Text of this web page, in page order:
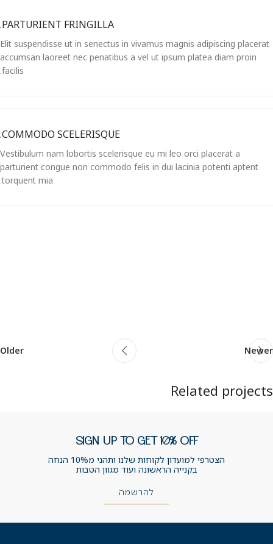
PARTURIENT FRINGILLA.
Elit suspendisse ut in senectus in vivamus magnis adipiscing placerat
accumsan laoreet nec penatibus a vel ut ipsum platea diam proin
facilis.
COMMODO SCELERISQUE.
Vestibulum nam lobortis scelerisque eu mi leo orci placerat a
parturient congue non commodo felis in dui lacinia potenti aptent
torquent mia.
Newer
Older
Related projects
Furniture
A lacus bibendum pulvinar
SIGN UP TO GET 10% OFF
הצטרפי למועדון לקוחות שלנו ותהני מ10% הנחה
בקנייה הראשונה ועוד מגוון הטבות
להרשמה